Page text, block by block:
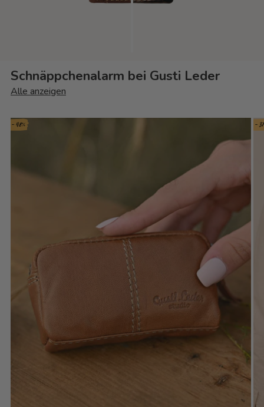
Schnäppchenalarm bei Gusti Leder
Alle anzeigen
- 48% -